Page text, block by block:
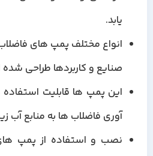
یابد.
انواع مختلف پمپ های
صنایع و کاربردها طراحی شده
این پمپ ها قابلیت
آوری فاضلاب ها به منابع آب
نصب و استفاده از پمپ